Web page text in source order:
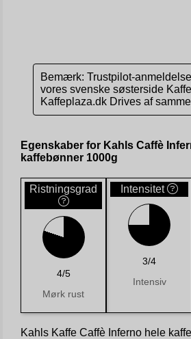
Bemærk: Trustpilot-
vores svenske søsterside
Kaffeplaza.dk Drives af
Egenskaber for Kahls Caffè
kaffebønner 1000g
Ristningsgrad
4/5
Mørk rust
Intensitet
3/4
Intensiv
Kahls Kaffe Caffè Inferno hele